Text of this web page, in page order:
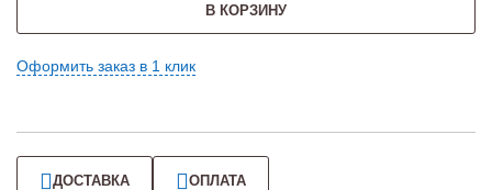
В КОРЗИНУ
Оформить заказ в 1 клик
ДОСТАВКА ОПЛАТА